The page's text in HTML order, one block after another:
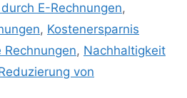
E-Rechnungen,
, Kostenersparnis
, Nachhaltigkeit
von